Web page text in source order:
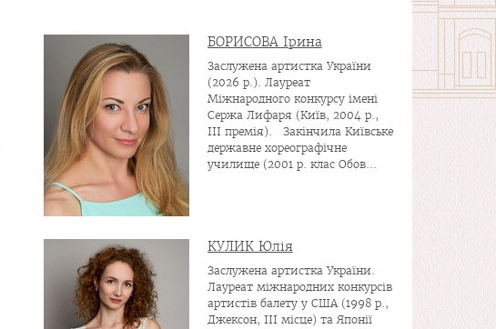
БОРИСОВА Ірина
Заслужена артистка України
(2026 р.). Лауреат
Міжнародного конкурсу імені
Сержа Лифаря (Київ, 2004 р.,
ІІІ премія). Закінчила Київське
державне хореографічне
училище (2001 р. клас Обов...
КУЛИК Юлія
Заслужена артистка України.
Лауреат міжнародних конкурсів
артистів балету у США (1998 р.,
Джексон, ІІІ місце) та Японії